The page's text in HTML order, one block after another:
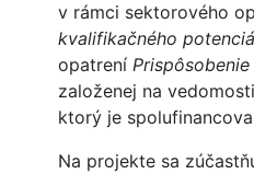
v rámci sektorového
kvalifikačného
opatrení
založenej na
ktorý je
Na projekte sa